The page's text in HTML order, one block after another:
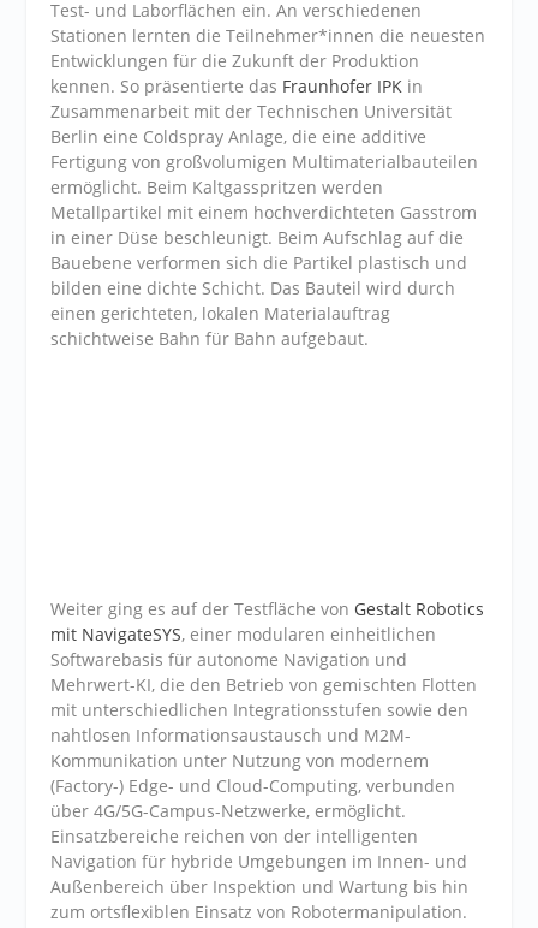
Test- und Laborflächen ein. An verschiedenen
Stationen lernten die Teilnehmer*innen die neuesten
Entwicklungen für die Zukunft der Produktion
kennen. So präsentierte das Fraunhofer IPK in
Zusammenarbeit mit der Technischen Universität
Berlin eine Coldspray Anlage, die eine additive
Fertigung von großvolumigen Multimaterialbauteilen
ermöglicht. Beim Kaltgasspritzen werden
Metallpartikel mit einem hochverdichteten Gasstrom
in einer Düse beschleunigt. Beim Aufschlag auf die
Bauebene verformen sich die Partikel plastisch und
bilden eine dichte Schicht. Das Bauteil wird durch
einen gerichteten, lokalen Materialauftrag
schichtweise Bahn für Bahn aufgebaut.
Weiter ging es auf der Testfläche von Gestalt Robotics
mit NavigateSYS, einer modularen einheitlichen
Softwarebasis für autonome Navigation und
Mehrwert-KI, die den Betrieb von gemischten Flotten
mit unterschiedlichen Integrationsstufen sowie den
nahtlosen Informationsaustausch und M2M-
Kommunikation unter Nutzung von modernem
(Factory-) Edge- und Cloud-Computing, verbunden
über 4G/5G-Campus-Netzwerke, ermöglicht.
Einsatzbereiche reichen von der intelligenten
Navigation für hybride Umgebungen im Innen- und
Außenbereich über Inspektion und Wartung bis hin
zum ortsflexiblen Einsatz von Robotermanipulation.